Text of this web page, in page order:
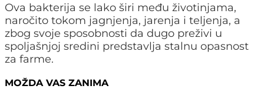
Ova bakterija se lako širi među životinjama,
naročito tokom jagnjenja, jarenja i teljenja, a
zbog svoje sposobnosti da dugo preživi u
spoljašnjoj sredini predstavlja stalnu opasnost
za farme.
MOŽDA VAS ZANIMA